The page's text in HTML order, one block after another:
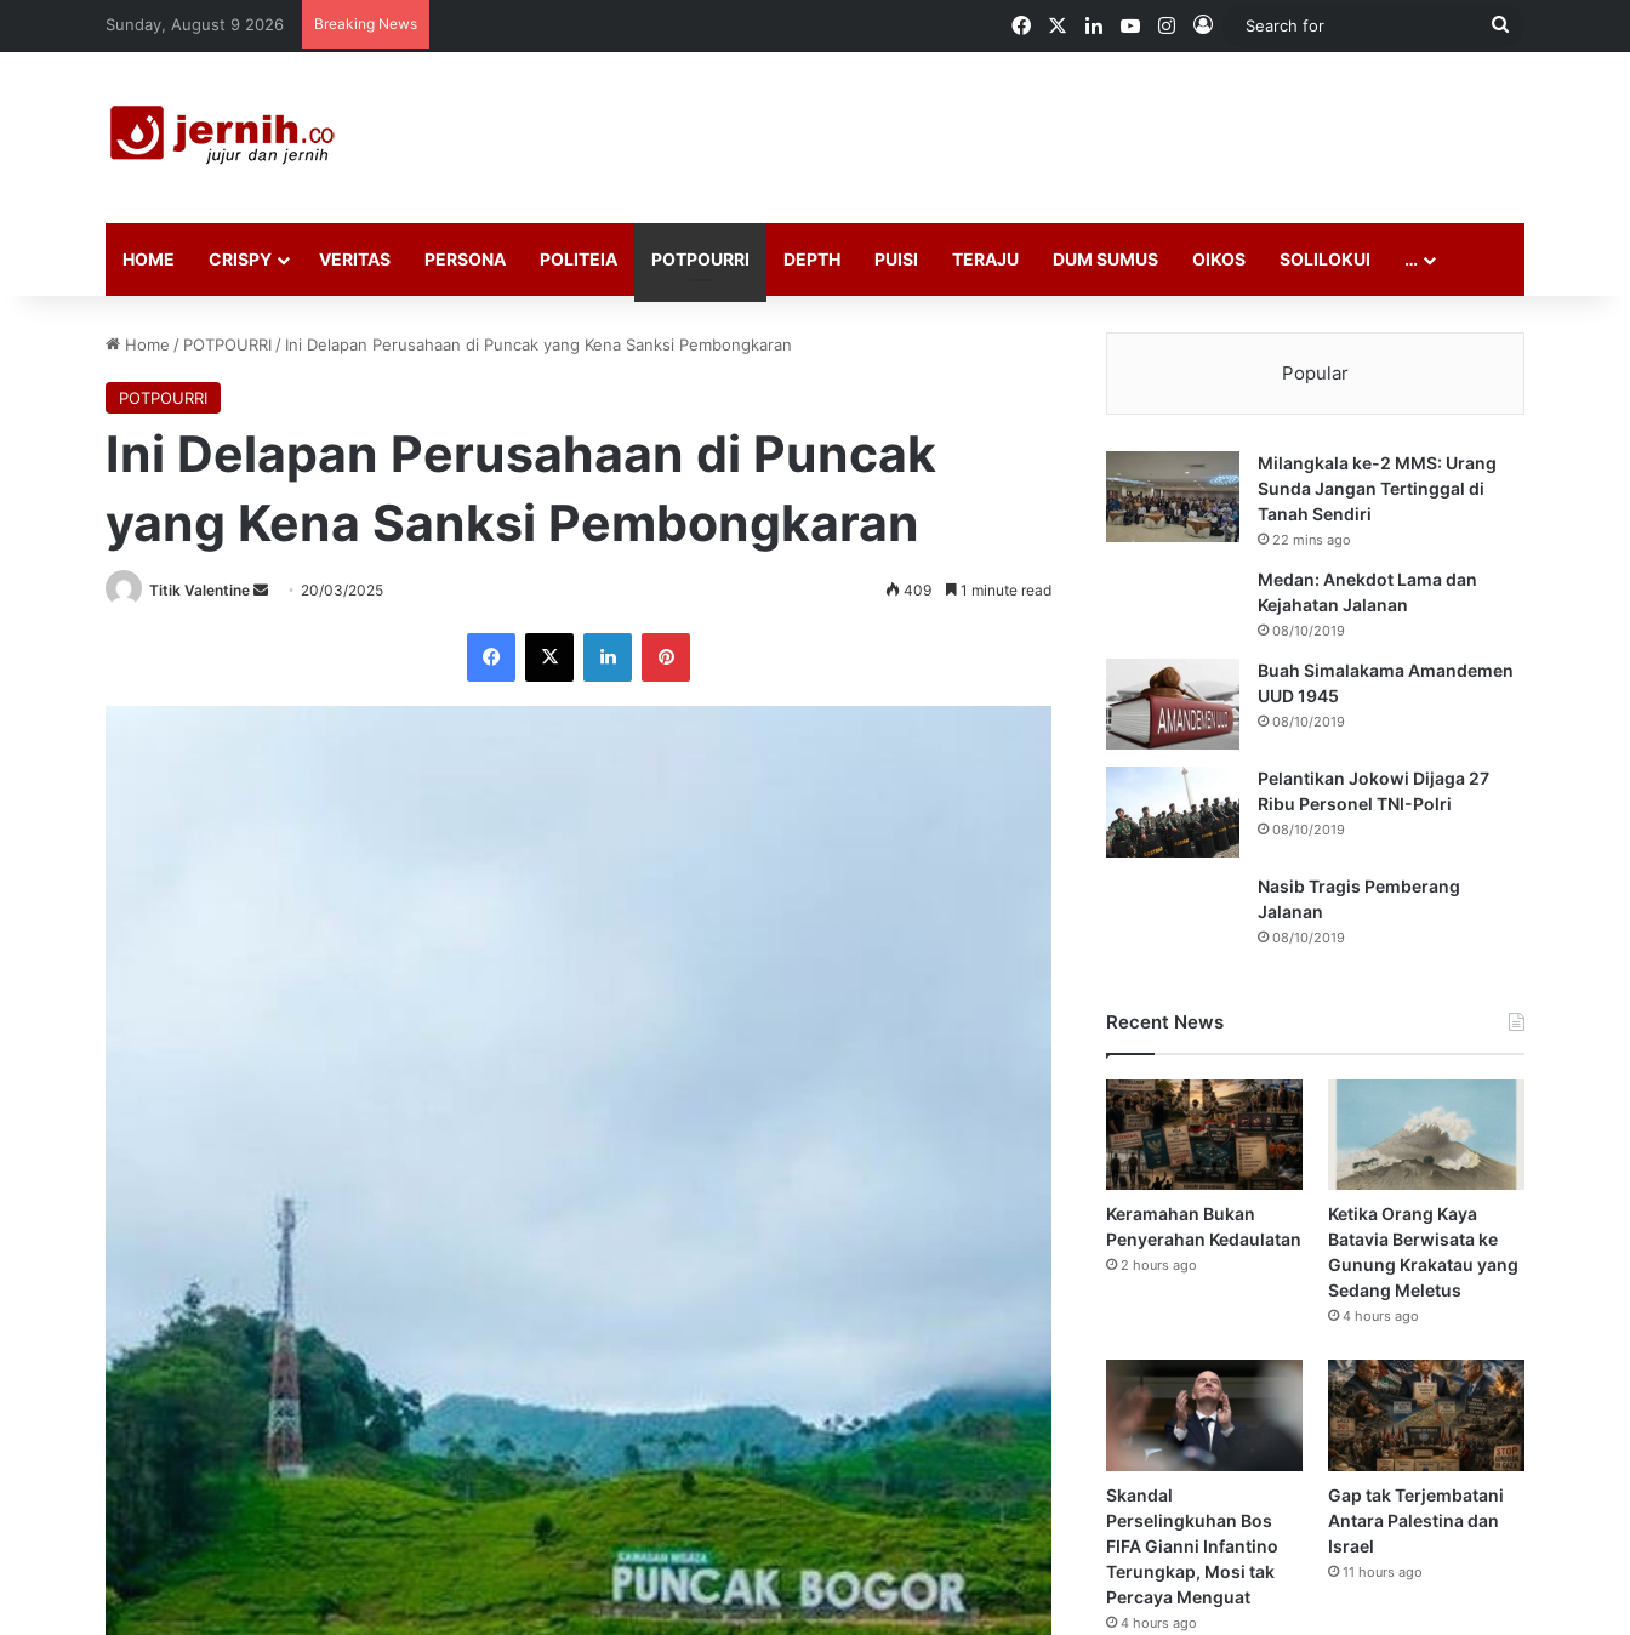
Sunday, August 9 2026 Breaking News FacebookLinkedInYouTubeInstagram
Log In
Search
HOME CRISPY VERITAS PERSONA POLITEIA POTPOURRI DEPTH PUISI TERAJU DUM SUMUS OIKOS SOLILOKUI …
Home / POTPOURRI / Ini Delapan Perusahaan di Puncak yang Kena Sanksi Pembongkaran
POTPOURRI
Ini Delapan Perusahaan di Puncak
yang Kena Sanksi Pembongkaran
Titik Valentine
Send 20/03/2025 409 1 minute read
Facebook
X LinkedInPinterest
Popular
Milangkala ke-2 MMS: Urang
Sunda Jangan Tertinggal di
Tanah Sendiri
22 mins ago
Medan: Anekdot Lama dan
Kejahatan Jalanan
08/10/2019
Buah Simalakama Amandemen
UUD 1945
08/10/2019
Pelantikan Jokowi Dijaga 27
Ribu Personel TNI-Polri
08/10/2019
Nasib Tragis Pemberang
Jalanan
08/10/2019
Recent News
Keramahan Bukan
Penyerahan Kedaulatan
2 hours ago
Ketika Orang Kaya
Batavia Berwisata ke
Gunung Krakatau yang
Sedang Meletus
4 hours ago
Skandal
Perselingkuhan Bos
FIFA Gianni Infantino
Terungkap, Mosi tak
Percaya Menguat
4 hours ago
Gap tak Terjembatani
Antara Palestina dan
Israel
11 hours ago